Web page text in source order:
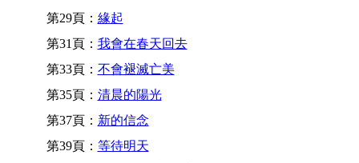
第29頁： 緣起
第31頁： 我會在春天回去
第33頁： 不會褪滅亡美
第35頁： 清晨的陽光
第37頁： 新的信念
第39頁： 等待明天